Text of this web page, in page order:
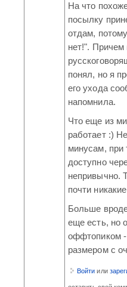
На что
посылку
отдам,
нет!".
понял, но я
его ухода
напомнила.
Что еще из
работает :)
минусам, при
доступно
непривычно.
почти
Больше
еще есть, но
оффтопиком -
размером с
Войти или